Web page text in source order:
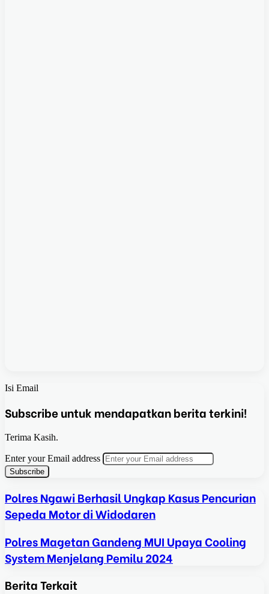
Isi Email
Subscribe untuk mendapatkan berita terkini!
Terima Kasih.
Enter your Email address
Polres Ngawi Berhasil Ungkap Kasus Pencurian
Sepeda Motor di Widodaren
Polres Magetan Gandeng MUI Upaya Cooling
System Menjelang Pemilu 2024
Berita Terkait